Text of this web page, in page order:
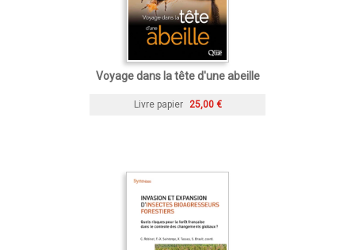
Voyage dans la tête d'une abeille
Livre papier 25,00 €